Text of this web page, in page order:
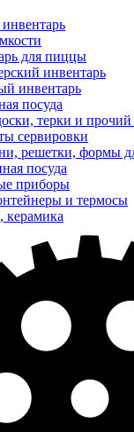
для пиццы
инвентарь
инвентарь
посуда
терки и прочий
сервировки
решетки, формы
посуда
приборы
и термосы
керамика